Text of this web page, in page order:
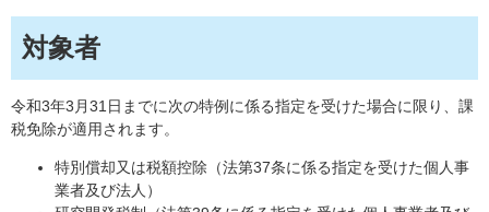
対象者
令和3年3月31日までに次の特例に係る指定を受けた場合に限り、課
税免除が適用されます。
特別償却又は税額控除（法第37条に係る指定を受けた個人事
業者及び法人）